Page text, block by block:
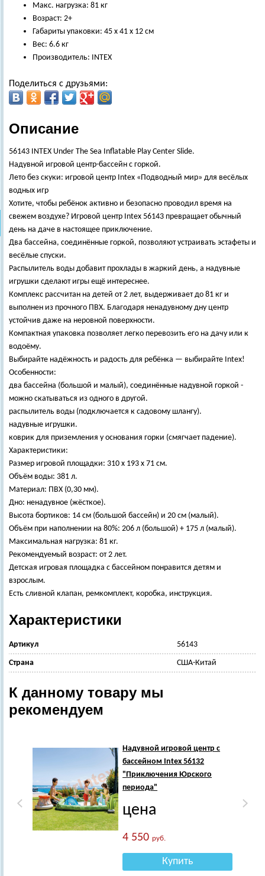
Макс. нагрузка: 81 кг
Возраст: 2+
Габариты упаковки: 45 х 41 х 12 см
Вес: 6.6 кг
Производитель: INTEX
Поделиться с друзьями:
Описание
56143 INTEX Under The Sea Inflatable Play Center Slide.
Надувной игровой центр-бассейн с горкой.
Лето без скуки: игровой центр Intex «Подводный мир» для весёлых
водных игр
Хотите, чтобы ребёнок активно и безопасно проводил время на
свежем воздухе? Игровой центр Intex 56143 превращает обычный
день на даче в настоящее приключение.
Два бассейна, соединённые горкой, позволяют устраивать эстафеты и
весёлые спуски.
Распылитель воды добавит прохлады в жаркий день, а надувные
игрушки сделают игры ещё интереснее.
Комплекс рассчитан на детей от 2 лет, выдерживает до 81 кг и
выполнен из прочного ПВХ. Благодаря ненадувному дну центр
устойчив даже на неровной поверхности.
Компактная упаковка позволяет легко перевозить его на дачу или к
водоёму.
Выбирайте надёжность и радость для ребёнка — выбирайте Intex!
Особенности:
два бассейна (большой и малый), соединённые надувной горкой -
можно скатываться из одного в другой.
распылитель воды (подключается к садовому шлангу).
надувные игрушки.
коврик для приземления у основания горки (смягчает падение).
Характеристики:
Размер игровой площадки: 310 х 193 х 71 см.
Объём воды: 381 л.
Материал: ПВХ (0,30 мм).
Дно: ненадувное (жёсткое).
Высота бортиков: 14 см (большой бассейн) и 20 см (малый).
Объём при наполнении на 80%: 206 л (большой) + 175 л (малый).
Максимальная нагрузка: 81 кг.
Рекомендуемый возраст: от 2 лет.
Детская игровая площадка с бассейном понравится детям и
взрослым.
Есть сливной клапан, ремкомплект, коробка, инструкция.
Характеристики
Артикул 56143
Страна США-Китай
К данному товару мы
рекомендуем
Надувной игровой центр с
бассейном Intex 56132
"Приключения Юрского
периода"
цена
4 550руб.
Купить